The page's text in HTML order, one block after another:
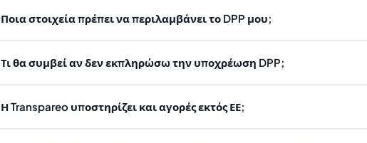
Ποια στοιχεία πρέπει να περιλαμβάνει το DPP μου;
Τι θα συμβεί αν δεν εκπληρώσω την υποχρέωση DPP;
Η Transpareo υποστηρίζει και αγορές εκτός ΕΕ;